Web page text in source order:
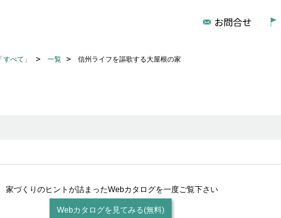
お問合せ
「すべて」 一覧 信州ライフを謳歌する大屋根の家
家づくりのヒントが詰まったWebカタログを一度ご覧下さい
Webカタログを見てみる(無料)